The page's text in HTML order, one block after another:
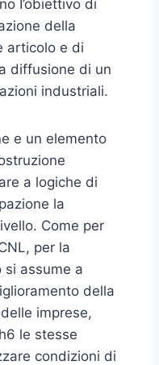
I’obiettivo di
della
articolo e di
diffusione di un
in­dustriali.
e un elemento
a logiche di
la
Co­me per
per la
si assume a
della
imprese,
le stesse
condizioni di